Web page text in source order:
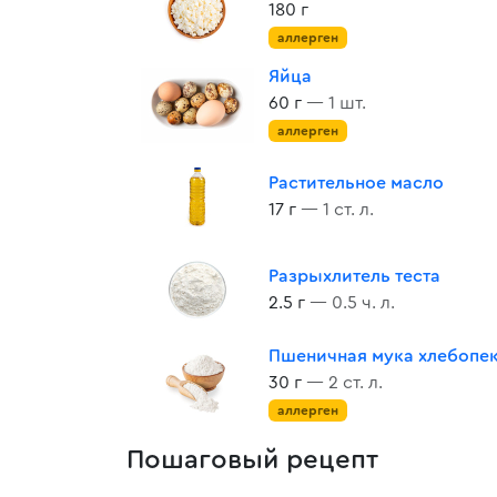
180 г
аллерген
Яйца
60 г — 1 шт.
аллерген
Растительное масло
17 г — 1 ст. л.
Разрыхлитель теста
2.5 г — 0.5 ч. л.
Пшеничная мука
30 г — 2 ст. л.
аллерген
Пошаговый рецепт